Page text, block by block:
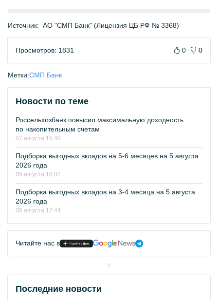
Источник: АО "СМП Банк" (Лицензия ЦБ РФ № 3368)
Просмотров: 1831 0 0
Метки:СМП Банк
Новости по теме
Россельхозбанк повысил максимальную доходность
по накопительным счетам
07 августа 15:40
Подборка выгодных вкладов на 5-6 месяцев на 5 августа
2026 года
05 августа 18:07
Подборка выгодных вкладов на 3-4 месяца на 5 августа
2026 года
05 августа 17:44
Читайте нас в
Последние новости